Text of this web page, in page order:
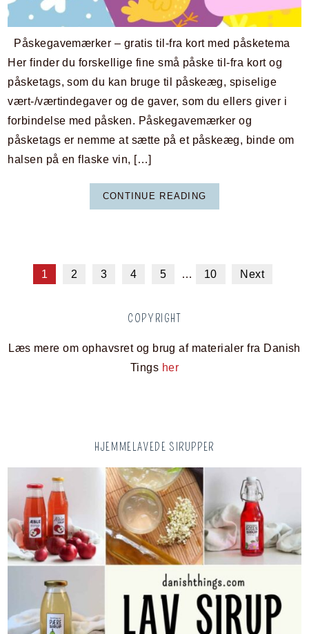
Påskegavemærker – gratis til-fra kort med påsketema
Her finder du forskellige fine små påske til-fra kort og
påsketags, som du kan bruge til påskeæg, spiselige
vært-/værtindegaver og de gaver, som du ellers giver i
forbindelse med påsken. Påskegavemærker og
påsketags er nemme at sætte på et påskeæg, binde om
halsen på en flaske vin, […]
CONTINUE READING
1 2 3 4 5 … 10 Next
COPYRIGHT
Læs mere om ophavsret og brug af materialer fra Danish
Tings her
HJEMMELAVEDE SIRUPPER